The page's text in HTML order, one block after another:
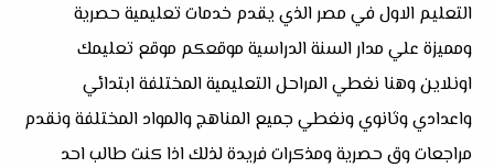
التعليم الاول في مصر الذي يقدم خدمات تعليمية حصرية
ومميزة علي مدار السنة الدراسية موقعكم موقع تعليمك
اونلاين وهنا نغطي المراحل التعليمية المختلفة ابتدائي
واعدادي وثانوي ونغطي جميع المناهج والمواد المختلفة ونقدم
مراجعات وق حصرية ومذكرات فريدة لذلك اذا كنت طالب احد